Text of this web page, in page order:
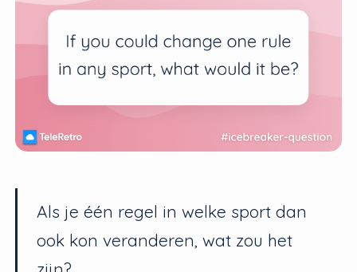
Als je één regel in welke sport dan
ook kon veranderen, wat zou het